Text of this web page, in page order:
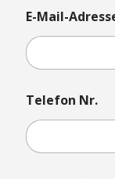
a
h
r
c
h
t
h
o
E-Mail-
Telefon Nr.